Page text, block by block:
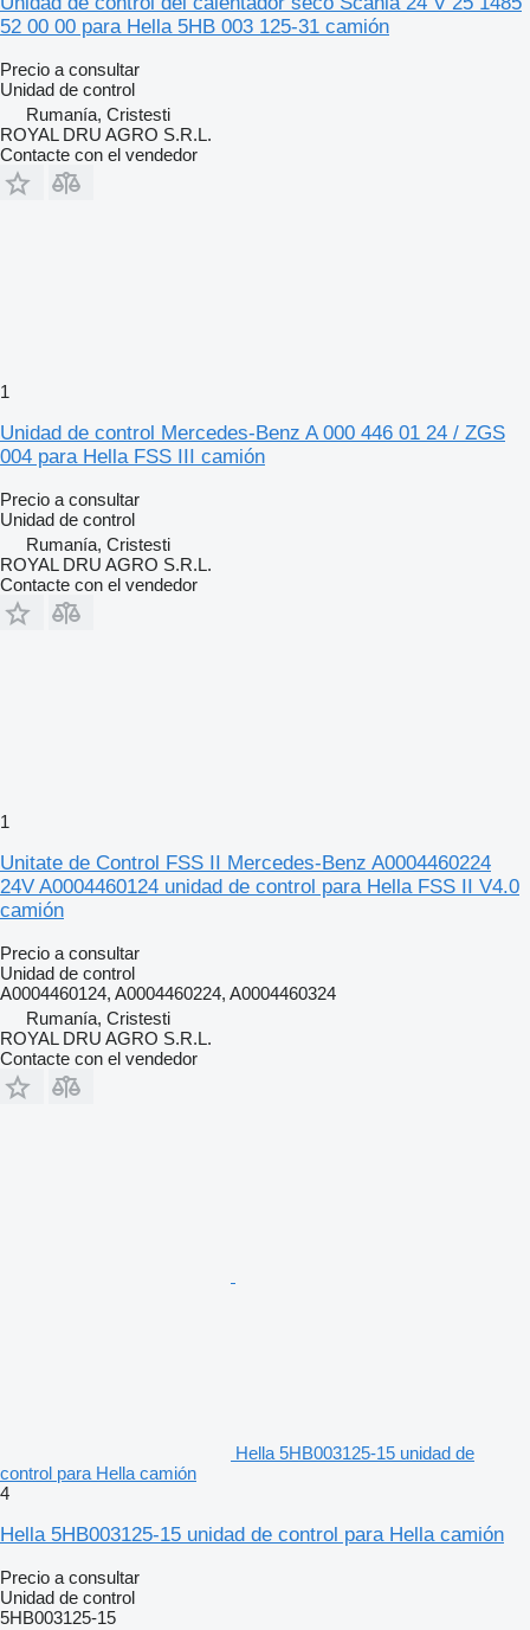
52 00 00 para Hella 5HB 003 125-31 camión
Precio a consultar
Unidad de control
Rumanía, Cristesti
ROYAL DRU AGRO S.R.L.
Contacte con el vendedor
1
Unidad de control Mercedes-Benz A 000 446 01 24 / ZGS
004 para Hella FSS III camión
Precio a consultar
Unidad de control
Rumanía, Cristesti
ROYAL DRU AGRO S.R.L.
Contacte con el vendedor
1
Unitate de Control FSS II Mercedes-Benz A0004460224
24V A0004460124 unidad de control para Hella FSS II V4.0
camión
Precio a consultar
Unidad de control
A0004460124, A0004460224, A0004460324
Rumanía, Cristesti
ROYAL DRU AGRO S.R.L.
Contacte con el vendedor
Hella 5HB003125-15 unidad de
control para Hella camión
4
Hella 5HB003125-15 unidad de control para Hella camión
Precio a consultar
Unidad de control
5HB003125-15